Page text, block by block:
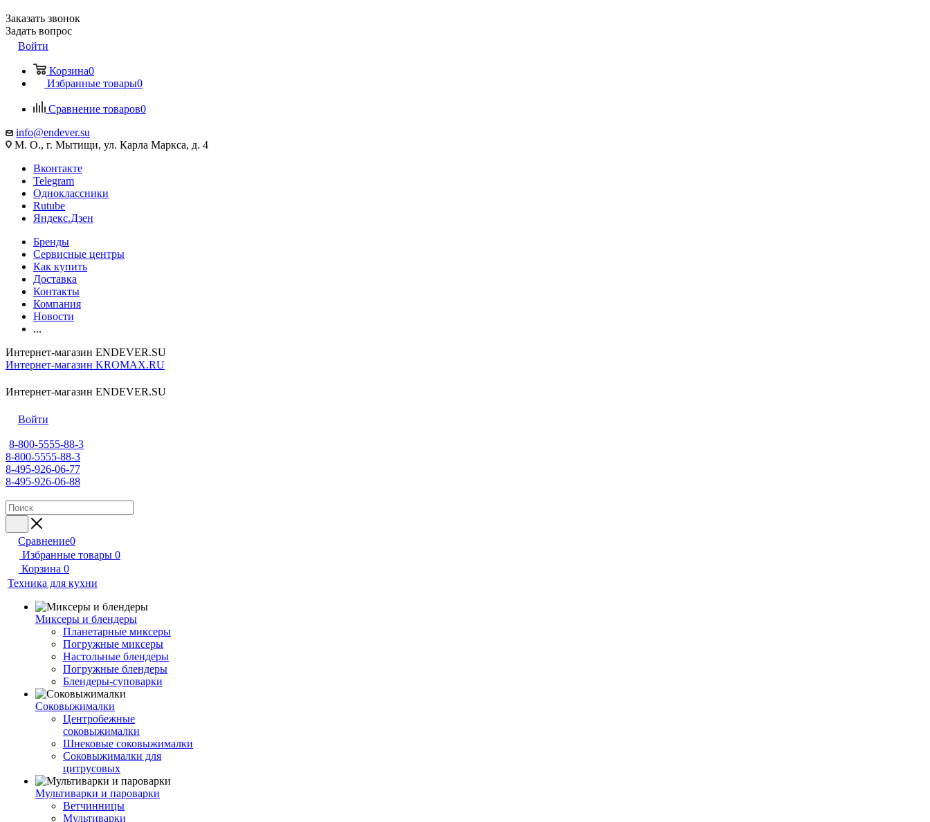
Заказать звонок
Задать вопрос
Войти
Корзина0
Избранные товары0
Сравнение товаров0
info@endever.su
М. О., г. Мытищи, ул. Карла Маркса, д. 4
Вконтакте
Telegram
Одноклассники
Rutube
Яндекс.Дзен
Бренды
Сервисные центры
Как купить
Доставка
Контакты
Компания
Новости
...
Интернет-магазин ENDEVER.SU
Интернет-магазин KROMAX.RU
Интернет-магазин ENDEVER.SU
Войти
8-800-5555-88-3
8-800-5555-88-3
8-495-926-06-77
8-495-926-06-88
Сравнение0
Избранные товары 0
Корзина 0
Техника для кухни
Миксеры и блендеры
Планетарные миксеры
Погружные миксеры
Настольные блендеры
Погружные блендеры
Блендеры-суповарки
Соковыжималки
Центробежные
соковыжималки
Шнековые соковыжималки
Соковыжималки для
цитрусовых
Мультиварки и пароварки
Ветчинницы
Мультиварки